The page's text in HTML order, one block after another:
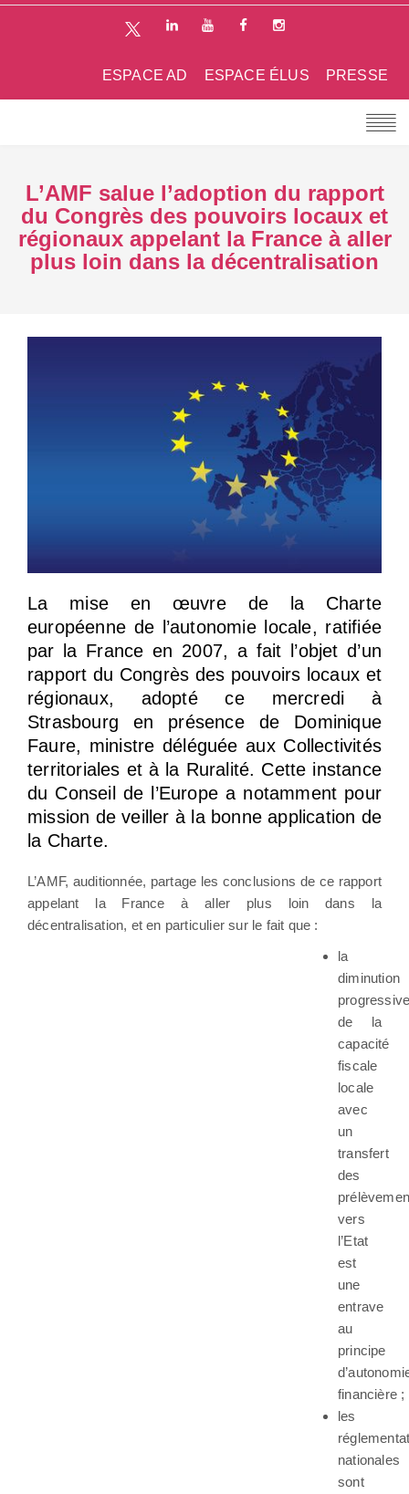
PRESSE
ESPACE ÉLUS
ESPACE AD
L’AMF salue l’adoption du rapport
du Congrès des pouvoirs locaux et
régionaux appelant la France à aller
plus loin dans la décentralisation
La mise en œuvre de la Charte
européenne de l’autonomie locale, ratifiée
par la France en 2007, a fait l’objet d’un
rapport du Congrès des pouvoirs locaux et
régionaux, adopté ce mercredi à
Strasbourg en présence de Dominique
Faure, ministre déléguée aux Collectivités
territoriales et à la Ruralité. Cette instance
du Conseil de l’Europe a notamment pour
mission de veiller à la bonne application de
la Charte.
L’AMF, auditionnée, partage les conclusions de ce rapport
appelant la France à aller plus loin dans la
décentralisation, et en particulier sur le fait que :
la
diminution
de la
capacité
fiscale
locale
avec
un
transfert
des
vers
l’Etat
est
une
entrave
au
principe
financière ;
les
nationales
sont